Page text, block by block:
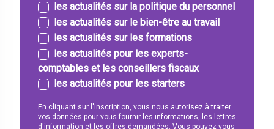
les actualités sur la politique du personnel
les actualités sur le bien-être au travail
les actualités sur les formations
les actualités pour les experts-
comptables et les conseillers fiscaux
les actualités pour les starters
En cliquant sur l'inscription, vous nous autorisez à traiter
vos données pour vous fournir les informations, les lettres
d'information et les offres demandées. Vous pouvez vous